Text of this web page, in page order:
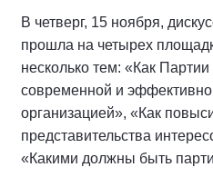
В четверг, 15 ноября,
прошла на четырех
несколько тем: «Как Партии
современной и
организацией», «Как
представительства
«Какими должны быть